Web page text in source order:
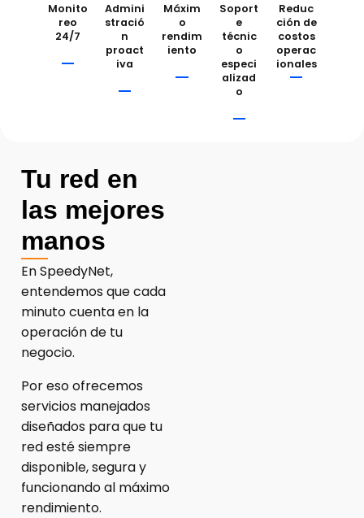
Monito
reo
24/7
Admini
stració
n
proact
iva
Máxim
o
rendim
iento
Soport
e
técnic
o
especi
alizad
o
Reduc
ción de
costos
operac
ionales
Tu red en
las mejores
manos
En SpeedyNet,
entendemos que cada
minuto cuenta en la
operación de tu
negocio.
Por eso ofrecemos
servicios manejados
diseñados para que tu
red esté siempre
disponible, segura y
funcionando al máximo
rendimiento.